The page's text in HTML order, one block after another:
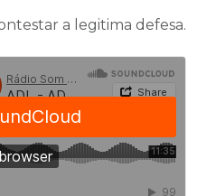
a legitima defesa.